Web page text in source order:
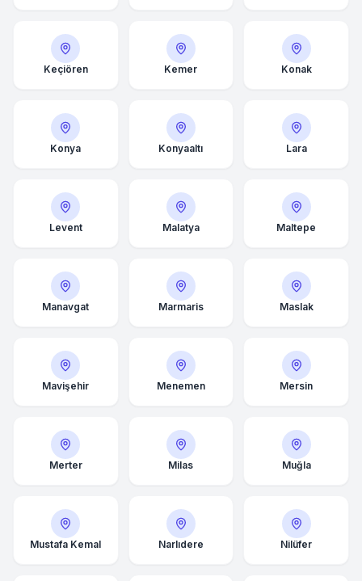
Keçiören Kemer Konak
Konya Konyaaltı Lara
Levent Malatya Maltepe
Manavgat Marmaris Maslak
Mavişehir Menemen Mersin
Merter Milas Muğla
Mustafa Kemal Narlıdere Nilüfer